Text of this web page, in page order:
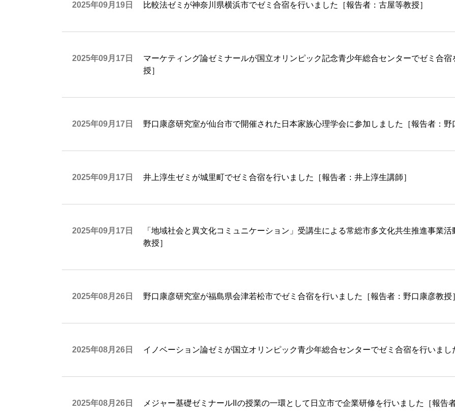
2025年09月19日 比較法ゼミが神奈川県横浜市でゼミ合宿を行いました［報告者：古屋等教授］
2025年09月17日
マーケティング論ゼミナールが国立オリンピック記念青少年総合センターでゼミ合
授］
2025年09月17日 野口康彦研究室が仙台市で開催された日本家族心理学会に参加しました［報告者：野
2025年09月17日 井上淳生ゼミが城里町でゼミ合宿を行いました［報告者：井上淳生講師］
2025年09月17日
「地域社会と異文化コミュニケーション」受講生による常総市多文化共生推進事業
教授］
2025年08月26日 野口康彦研究室が福島県会津若松市でゼミ合宿を行いました［報告者：野口康彦教授
2025年08月26日 イノベーション論ゼミが国立オリンピック青少年総合センターでゼミ合宿を行いま
2025年08月26日 メジャー基礎ゼミナールⅡの授業の一環として日立市で企業研修を行いました［報告